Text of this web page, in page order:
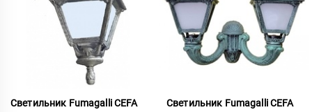
Светильник Fumagalli CEFA Светильник Fumagalli CEFA